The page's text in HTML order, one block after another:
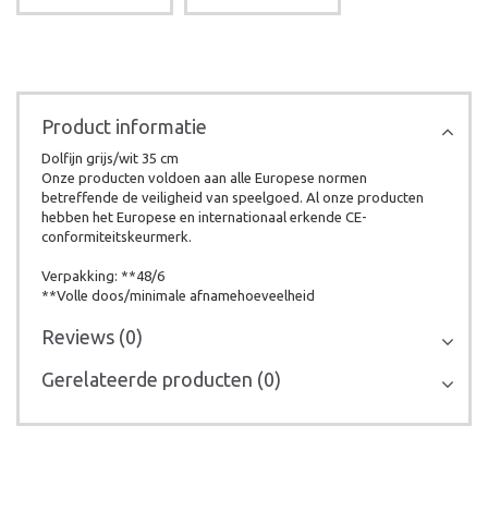
Product informatie
Dolfijn grijs/wit 35 cm
Onze producten voldoen aan alle Europese normen
betreffende de veiligheid van speelgoed. Al onze producten
hebben het Europese en internationaal erkende CE-
conformiteitskeurmerk.
Verpakking: **48/6
**Volle doos/minimale afnamehoeveelheid
Reviews (0)
Gerelateerde producten (0)